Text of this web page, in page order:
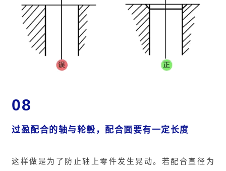
08
过盈配合的轴与轮毂，配合面要有一定长度
这样做是为了防止轴上零件发生晃动。若配合直径为